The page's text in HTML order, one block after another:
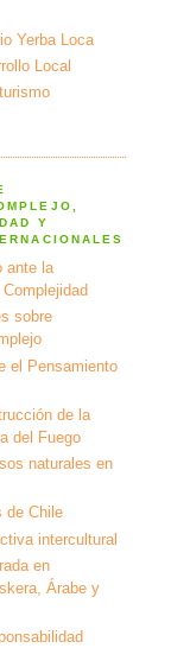
Yerba Loca
Local
Y
ante la
sobre
el Pensamiento
de la
del Fuego
naturales en
de Chile
intercultural
en
Árabe y